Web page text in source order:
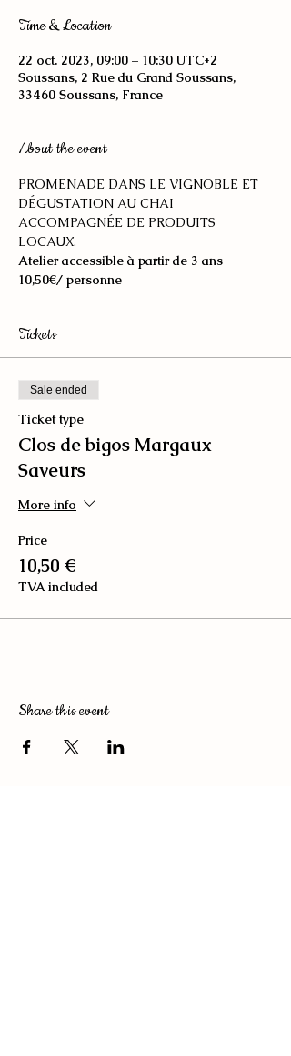
Time & Location
22 oct. 2023, 09:00 – 10:30 UTC+2
Soussans, 2 Rue du Grand Soussans,
33460 Soussans, France
About the event
PROMENADE DANS LE VIGNOBLE ET
DÉGUSTATION AU CHAI
ACCOMPAGNÉE DE PRODUITS
LOCAUX.
Atelier accessible à partir de 3 ans
10,50€/ personne
Tickets
Sale ended
Ticket type
Clos de bigos Margaux
Saveurs
More info
Price
10,50 €
TVA included
Share this event